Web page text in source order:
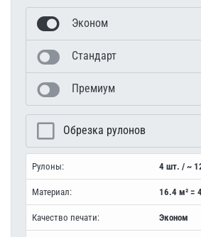
Эконом
Стандарт
Премиум
Обрезка рулонов
Рулоны: 4 шт. / ~
Материал: 16.4 м² =
Качество печати: Эконом